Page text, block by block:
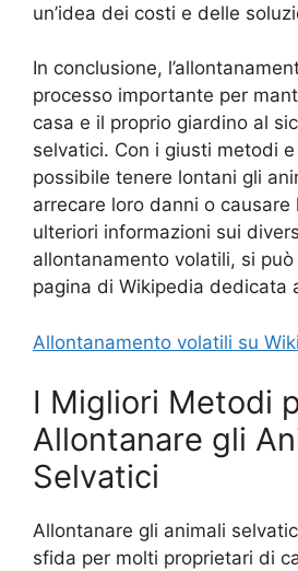
un’idea dei costi e delle
In conclusione,
processo importante per
casa e il proprio giardino al
selvatici. Con i giusti metodi
possibile tenere lontani gli
arrecare loro danni o causare
ulteriori informazioni sui
allontanamento volatili, si
pagina di Wikipedia dedicata
Allontanamento volatili su
I Migliori Metodi
Allontanare gli
Selvatici
Allontanare gli animali
sfida per molti proprietari di